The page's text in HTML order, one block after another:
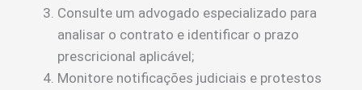
Consulte um advogado especializado para
analisar o contrato e identificar o prazo
prescricional aplicável;
Monitore notificações judiciais e protestos